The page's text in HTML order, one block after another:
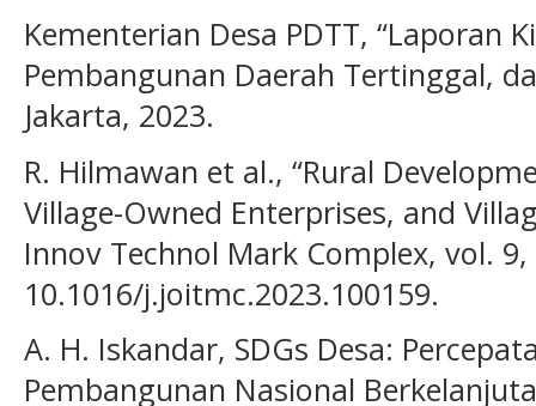
Kementerian Desa PDTT, “Laporan
Pembangunan Daerah Tertinggal,
Jakarta, 2023.
R. Hilmawan et al., “Rural
Village-Owned Enterprises, and
Innov Technol Mark Complex, vol.
10.1016/j.joitmc.2023.100159.
A. H. Iskandar, SDGs Desa:
Pembangunan Nasional